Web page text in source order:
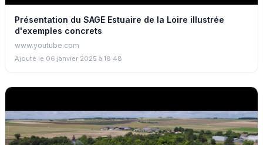
Présentation du SAGE Estuaire de la Loire illustrée
d'exemples concrets
www.youtube.com
Ajouté le 06 janvier 2025 à 18:48